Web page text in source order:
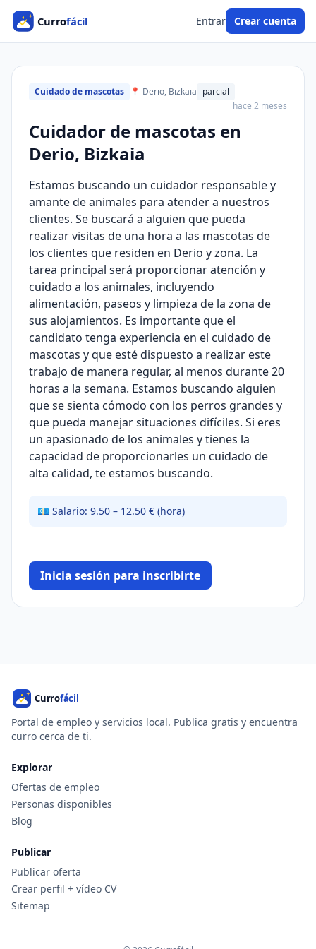
Entrar Crear cuenta
Cuidado de mascotas 📍 Derio, Bizkaia parcial
hace 2 meses
Cuidador de mascotas en
Derio, Bizkaia
Estamos buscando un cuidador responsable y
amante de animales para atender a nuestros
clientes. Se buscará a alguien que pueda
realizar visitas de una hora a las mascotas de
los clientes que residen en Derio y zona. La
tarea principal será proporcionar atención y
cuidado a los animales, incluyendo
alimentación, paseos y limpieza de la zona de
sus alojamientos. Es importante que el
candidato tenga experiencia en el cuidado de
mascotas y que esté dispuesto a realizar este
trabajo de manera regular, al menos durante 20
horas a la semana. Estamos buscando alguien
que se sienta cómodo con los perros grandes y
que pueda manejar situaciones difíciles. Si eres
un apasionado de los animales y tienes la
capacidad de proporcionarles un cuidado de
alta calidad, te estamos buscando.
💶 Salario: 9.50 – 12.50 € (hora)
Inicia sesión para inscribirte
Portal de empleo y servicios local. Publica gratis y encuentra
curro cerca de ti.
Explorar
Ofertas de empleo
Personas disponibles
Blog
Publicar
Publicar oferta
Crear perfil + vídeo CV
Sitemap